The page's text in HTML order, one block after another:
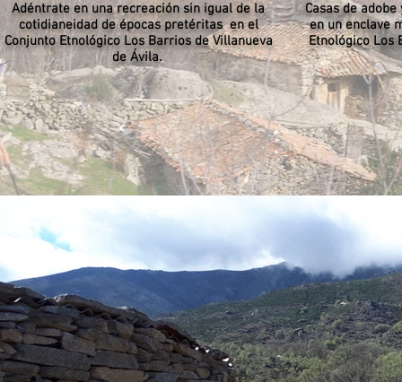
Adéntrate en una recreación sin igual de la
cotidianeidad de épocas pretéritas en el
Conjunto Etnológico Los Barrios de Villanueva
de Ávila.
Casas de
en un enclave
Etnológico Los